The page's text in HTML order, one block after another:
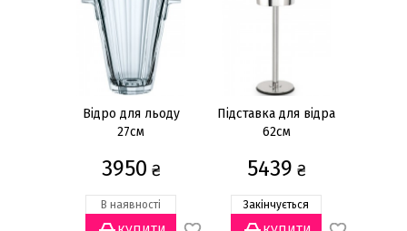
Для вина (2)
Для льоду (7)
Для шампанського
Бренд
(5)
Cilio (1)
Nachtmann (2)
Відро для льоду
27см
3950 ₴
В наявності
Підставка для відра
62см
5439 ₴
Закінчується